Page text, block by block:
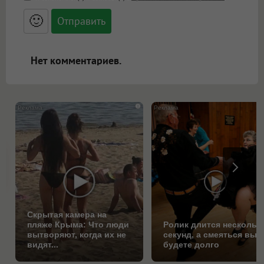
<small>, <sup>, <sub>, <pre>, <ul>, <ol>, <li>,
<blockquote>, <code> экранирует HTML,
адреса URL автоматически становятся
ссылками, и [img]адрес[/img] будет
🙂
Нет комментариев.
i
Скрытая камера на
пляже Крыма: Что люди
вытворяют, когда их не
видят...
Ролик длится
секунд, а смеяться вы
будете долго